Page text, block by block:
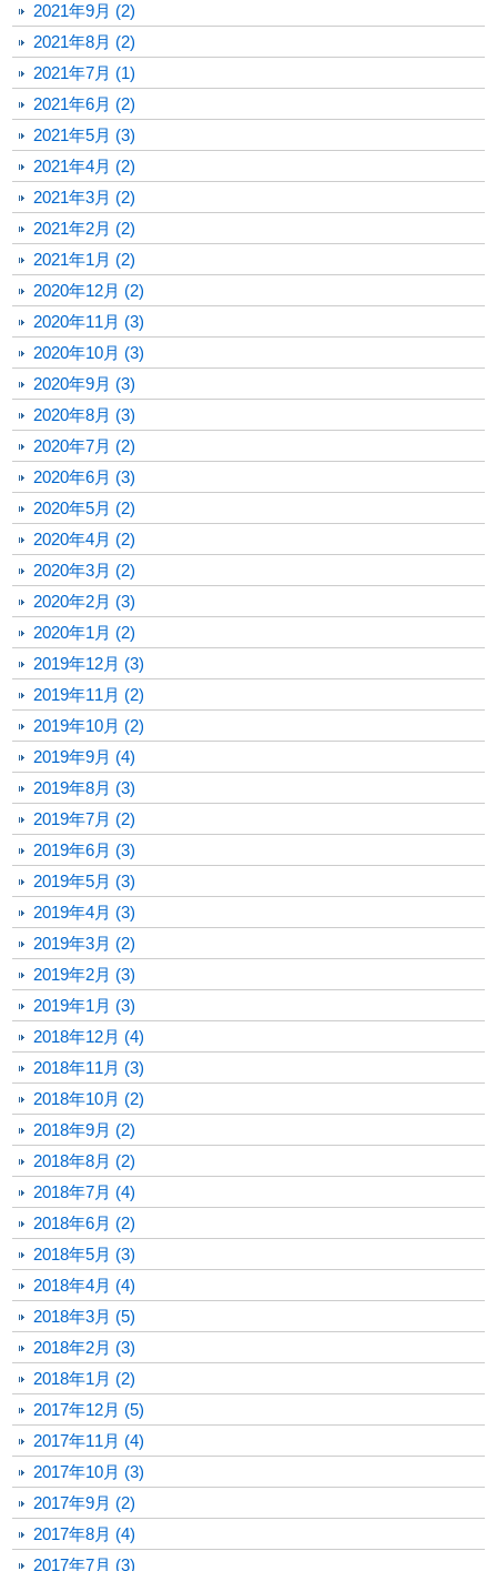
2021年9月 (2)
2021年8月 (2)
2021年7月 (1)
2021年6月 (2)
2021年5月 (3)
2021年4月 (2)
2021年3月 (2)
2021年2月 (2)
2021年1月 (2)
2020年12月 (2)
2020年11月 (3)
2020年10月 (3)
2020年9月 (3)
2020年8月 (3)
2020年7月 (2)
2020年6月 (3)
2020年5月 (2)
2020年4月 (2)
2020年3月 (2)
2020年2月 (3)
2020年1月 (2)
2019年12月 (3)
2019年11月 (2)
2019年10月 (2)
2019年9月 (4)
2019年8月 (3)
2019年7月 (2)
2019年6月 (3)
2019年5月 (3)
2019年4月 (3)
2019年3月 (2)
2019年2月 (3)
2019年1月 (3)
2018年12月 (4)
2018年11月 (3)
2018年10月 (2)
2018年9月 (2)
2018年8月 (2)
2018年7月 (4)
2018年6月 (2)
2018年5月 (3)
2018年4月 (4)
2018年3月 (5)
2018年2月 (3)
2018年1月 (2)
2017年12月 (5)
2017年11月 (4)
2017年10月 (3)
2017年9月 (2)
2017年8月 (4)
2017年7月 (3)